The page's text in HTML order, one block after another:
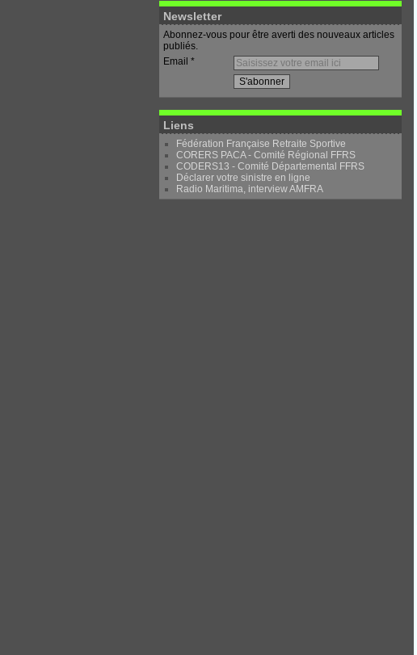
Newsletter
Abonnez-vous pour être averti des nouveaux articles
publiés.
Email
Liens
Fédération Française Retraite Sportive
CORERS PACA - Comité Régional FFRS
CODERS13 - Comité Départemental FFRS
Déclarer votre sinistre en ligne
Radio Maritima, interview AMFRA